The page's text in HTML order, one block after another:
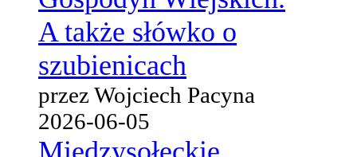
A także słówko o
szubienicach
przez Wojciech Pacyna
2026-06-05